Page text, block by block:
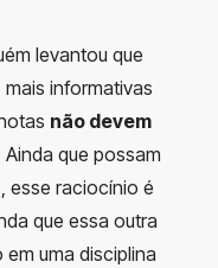
levantou que
informativas
não devem
Ainda que possam
esse raciocínio é
que essa outra
em uma disciplina